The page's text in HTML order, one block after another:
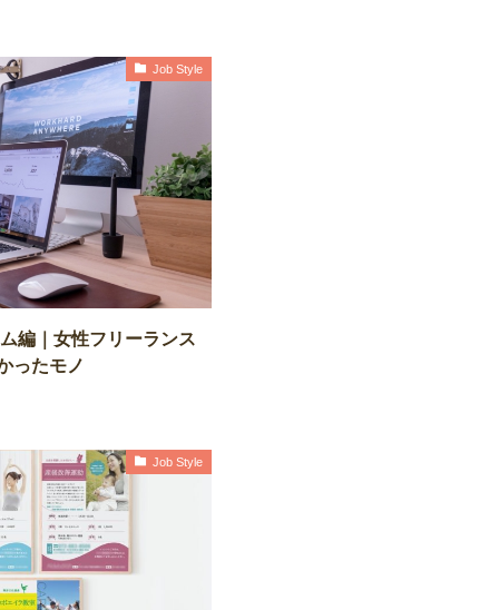
Job Style
編｜女性フリーランス
ったモノ
Job Style